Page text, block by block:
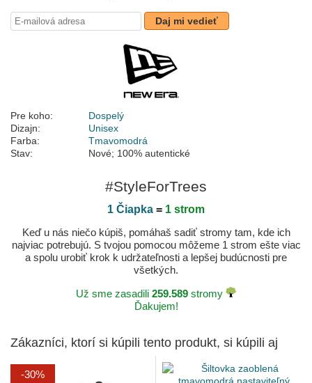
Daj mi vedieť
Pre koho:
Dospelý
Dizajn:
Unisex
Farba:
Tmavomodrá
Stav:
Nové; 100% autentické
#StyleForTrees
1 Čiapka = 1 strom
Keď u nás niečo kúpiš, pomáhaš sadiť stromy tam, kde ich
najviac potrebujú. S tvojou pomocou môžeme 1 strom ešte viac
a spolu urobiť krok k udržateľnosti a lepšej budúcnosti pre
všetkých.
Už sme zasadili 259.589 stromy
Ďakujem!
Zákazníci, ktorí si kúpili tento produkt, si kúpili aj
-30%